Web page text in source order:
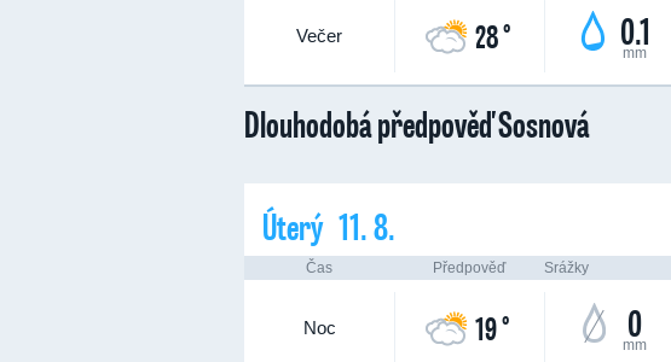
Večer 28 ° 0.1
mm
Dlouhodobá předpověď Sosnová
Úterý 11. 8.
Čas Předpověď Srážky
Noc 19 ° 0
mm